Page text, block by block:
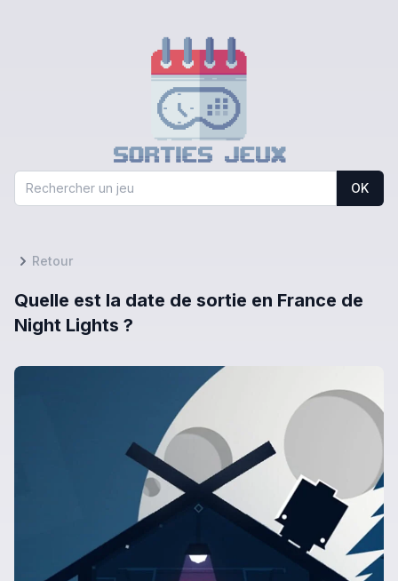
OK
Retour
Quelle est la date de sortie en France de
Night Lights ?